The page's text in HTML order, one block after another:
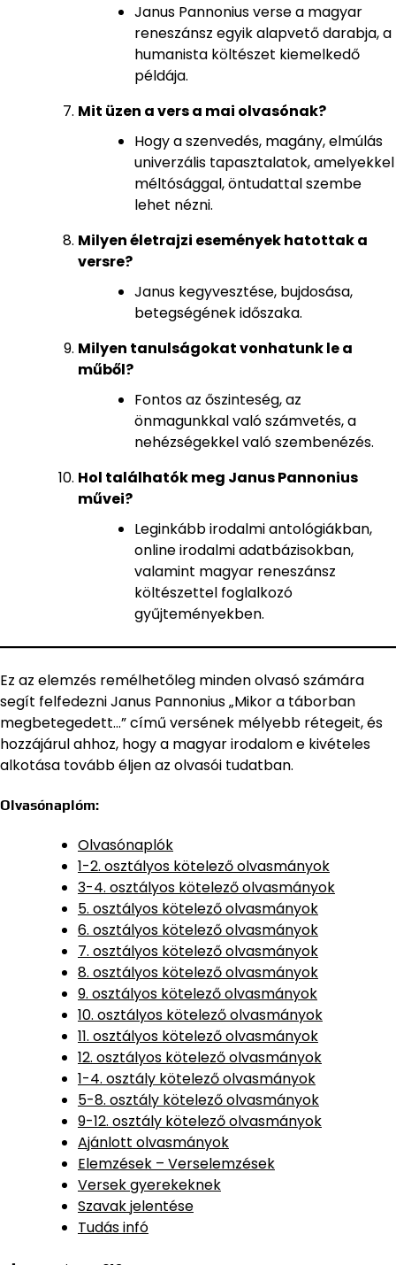
Janus Pannonius verse a magyar
reneszánsz egyik alapvető darabja, a
humanista költészet kiemelkedő
példája.
Mit üzen a vers a mai olvasónak?
Hogy a szenvedés, magány, elmúlás
univerzális tapasztalatok, amelyekkel
méltósággal, öntudattal szembe
lehet nézni.
Milyen életrajzi események hatottak a
versre?
Janus kegyvesztése, bujdosása,
betegségének időszaka.
Milyen tanulságokat vonhatunk le a
műből?
Fontos az őszinteség, az
önmagunkkal való számvetés, a
nehézségekkel való szembenézés.
Hol találhatók meg Janus Pannonius
művei?
Leginkább irodalmi antológiákban,
online irodalmi adatbázisokban,
valamint magyar reneszánsz
költészettel foglalkozó
gyűjteményekben.
Ez az elemzés remélhetőleg minden olvasó számára
segít felfedezni Janus Pannonius „Mikor a táborban
megbetegedett…” című versének mélyebb rétegeit, és
hozzájárul ahhoz, hogy a magyar irodalom e kivételes
alkotása tovább éljen az olvasói tudatban.
Olvasónaplóm:
Olvasónaplók
1-2. osztályos kötelező olvasmányok
3-4. osztályos kötelező olvasmányok
5. osztályos kötelező olvasmányok
6. osztályos kötelező olvasmányok
7. osztályos kötelező olvasmányok
8. osztályos kötelező olvasmányok
9. osztályos kötelező olvasmányok
10. osztályos kötelező olvasmányok
11. osztályos kötelező olvasmányok
12. osztályos kötelező olvasmányok
1-4. osztály kötelező olvasmányok
5-8. osztály kötelező olvasmányok
9-12. osztály kötelező olvasmányok
Ajánlott olvasmányok
Elemzések – Verselemzések
Versek gyerekeknek
Szavak jelentése
Tudás infó